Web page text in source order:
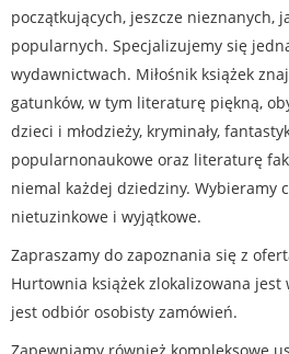
początkujących, jeszcze nieznanych,
popularnych. Specjalizujemy się
wydawnictwach. Miłośnik książek
gatunków, w tym literaturę piękną,
dzieci i młodzieży, kryminały,
popularnonaukowe oraz literaturę
niemal każdej dziedziny. Wybieramy
nietuzinkowe i wyjątkowe.
Zapraszamy do zapoznania się z
Hurtownia książek zlokalizowana
jest odbiór osobisty zamówień.